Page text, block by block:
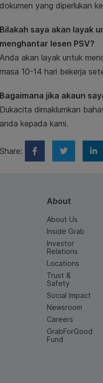
dokumen yang diperlukan
Bilakah saya akan layak
menghantar lesen PSV?
Anda akan layak untuk
masa 10-14 hari bekerja
Bagaimana jika akaun
Dukacita dimaklumkan
anda kepada kami.
Share:
About
About Us
Inside Grab
Investor
Relations
Locations
Trust &
Safety
Social Impact
Newsroom
Careers
GrabForGood
Fund